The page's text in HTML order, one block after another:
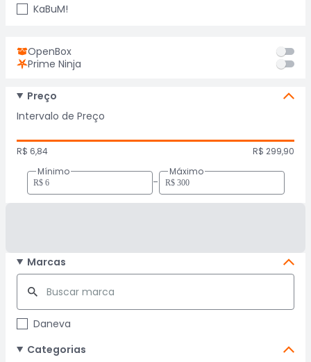
KaBuM!
OpenBox
Prime Ninja
Preço
Intervalo de Preço
R$ 6,84
R$ 299,90
Mínimo
-
Máximo
Marcas
Daneva
Categorias